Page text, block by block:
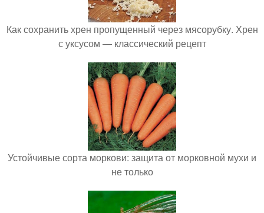
Как сохранить хрен пропущенный через мясорубку. Хрен
с уксусом — классический рецепт
Устойчивые сорта моркови: защита от морковной мухи и
не только